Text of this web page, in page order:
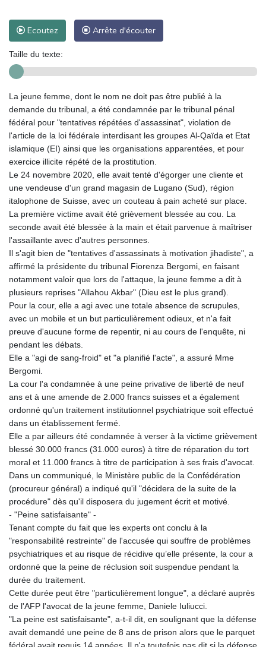
Ecoutez Arrête d'écouter
Taille du texte:
La jeune femme, dont le nom ne doit pas être publié à la
demande du tribunal, a été condamnée par le tribunal pénal
fédéral pour "tentatives répétées d'assassinat", violation de
l'article de la loi fédérale interdisant les groupes Al-Qaïda et Etat
islamique (EI) ainsi que les organisations apparentées, et pour
exercice illicite répété de la prostitution.
Le 24 novembre 2020, elle avait tenté d'égorger une cliente et
une vendeuse d'un grand magasin de Lugano (Sud), région
italophone de Suisse, avec un couteau à pain acheté sur place.
La première victime avait été grièvement blessée au cou. La
seconde avait été blessée à la main et était parvenue à maîtriser
l'assaillante avec d'autres personnes.
Il s'agit bien de "tentatives d'assassinats à motivation jihadiste", a
affirmé la présidente du tribunal Fiorenza Bergomi, en faisant
notamment valoir que lors de l'attaque, la jeune femme a dit à
plusieurs reprises "Allahou Akbar" (Dieu est le plus grand).
Pour la cour, elle a agi avec une totale absence de scrupules,
avec un mobile et un but particulièrement odieux, et n'a fait
preuve d'aucune forme de repentir, ni au cours de l'enquête, ni
pendant les débats.
Elle a "agi de sang-froid" et "a planifié l'acte", a assuré Mme
Bergomi.
La cour l'a condamnée à une peine privative de liberté de neuf
ans et à une amende de 2.000 francs suisses et a également
ordonné qu'un traitement institutionnel psychiatrique soit effectué
dans un établissement fermé.
Elle a par ailleurs été condamnée à verser à la victime grièvement
blessé 30.000 francs (31.000 euros) à titre de réparation du tort
moral et 11.000 francs à titre de participation à ses frais d'avocat.
Dans un communiqué, le Ministère public de la Confédération
(procureur général) a indiqué qu'il "décidera de la suite de la
procédure" dès qu'il disposera du jugement écrit et motivé.
- "Peine satisfaisante" -
Tenant compte du fait que les experts ont conclu à la
"responsabilité restreinte" de l'accusée qui souffre de problèmes
psychiatriques et au risque de récidive qu’elle présente, la cour a
ordonné que la peine de réclusion soit suspendue pendant la
durée du traitement.
Cette durée peut être "particulièrement longue", a déclaré auprès
de l'AFP l'avocat de la jeune femme, Daniele Iuliucci.
"La peine est satisfaisante", a-t-il dit, en soulignant que la défense
avait demandé une peine de 8 ans de prison alors que le parquet